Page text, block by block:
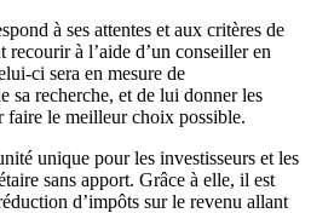
à ses attentes et aux critères de
à l’aide d’un conseiller en
ci sera en mesure de
sa recherche, et de lui donner les
faire le meilleur choix possible.
unique pour les investisseurs et les
sans apport. Grâce à elle, il est
d’impôts sur le revenu allant